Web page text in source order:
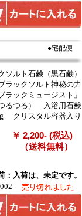
●宅配便
ルト石鹸（黒石鹸）
ラックソルト神秘の力
ラックミュージスト』
るつる） 入浴用石鹸
クリスタル容器入り
￥ 2,200- (税込)
（送料無料）
：入荷は、未定です。